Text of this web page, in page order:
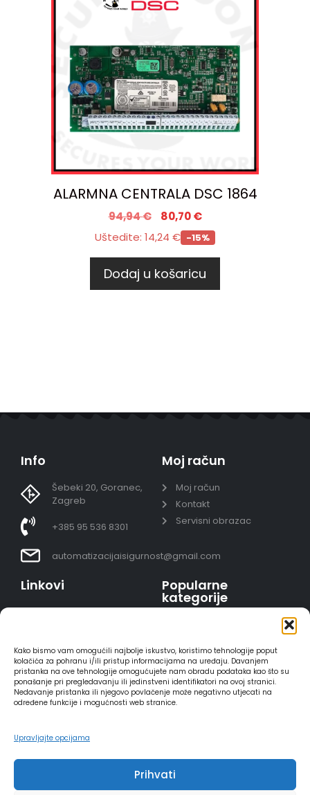
Kako bismo vam omogućili najbolje iskustvo, koristimo tehnologije poput
kolačića za pohranu i/ili pristup informacijama na uređaju. Davanjem
pristanka na ove tehnologije omogućujete nam obradu podataka kao što su
ponašanje pri pregledavanju ili jedinstveni identifikatori na ovoj stranici.
Nedavanje pristanka ili njegovo povlačenje može negativno utjecati na
određene funkcije i mogućnosti web stranice.
Upravljajte opcijama
Prihvati
ALARMNA CENTRALA DSC 1864
94,94€ 80,70€
Uštedite: 14,24 € -15%
Dodaj u košaricu
Info
Šebeki 20, Goranec,
Zagreb
+385 95 536 8301
automatizacijaisigurnost@gmail.com
Moj račun
Moj račun
Kontakt
Servisni obrazac
Linkovi
Sigurno plaćanje
karticama
Dostava
Načini plaćanja
Raskid ugovora
Popularne
kategorije
Video nadzor - kompleti
AJAX alarmi
HIKVISION portafoni
REOLINK kamere
DVC portafoni
2025 - Automatizacija i sigurnost